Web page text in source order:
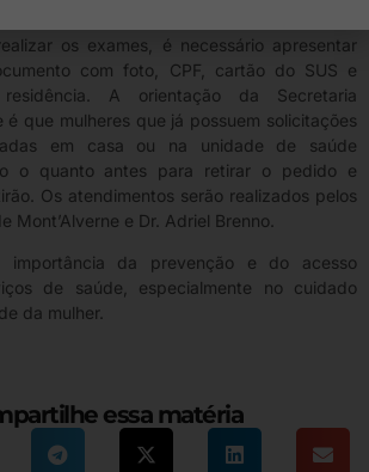
os exames, é necessário apresentar
com foto, CPF, cartão do SUS e
A orientação da Secretaria
é que mulheres que já possuem solicitações
em casa ou na unidade de saúde
o quanto antes para retirar o pedido e
Os atendimentos serão realizados pelos
Mont’Alverne e Dr. Adriel Brenno.
da prevenção e do acesso
de saúde, especialmente no cuidado
da mulher.
essa matéria